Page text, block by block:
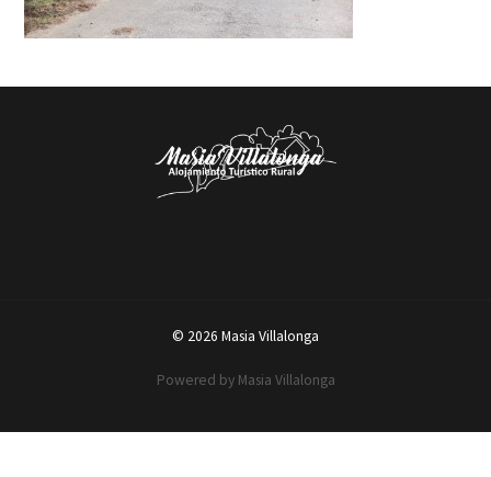
© 2026 Masia Villalonga
Powered by Masia Villalonga